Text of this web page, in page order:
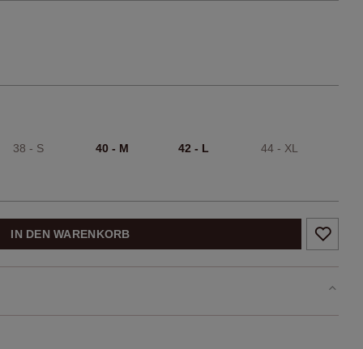
38 - S 40 - M 42 - L 44 - XL
IN DEN WARENKORB